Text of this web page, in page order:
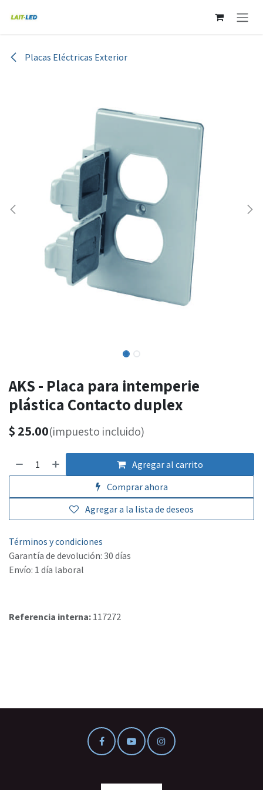
Placas Eléctricas Exterior
AKS - Placa para intemperie
plástica Contacto duplex
$ 25.00(impuesto incluido)
Agregar al carrito
Comprar ahora
Agregar a la lista de deseos
Términos y condiciones
Garantía de devolución: 30 días
Envío: 1 día laboral
Referencia interna: 117272